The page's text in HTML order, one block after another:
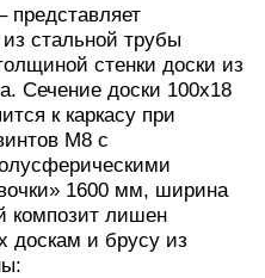
представляет
стальной трубы
стенки доски из
Сечение доски 100х18
к каркасу при
М8 с
1600 мм, ширина
композит лишен
доскам и брусу из